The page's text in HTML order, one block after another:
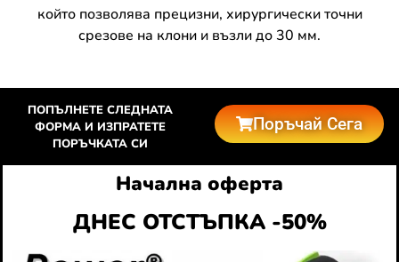
който позволява прецизни, хирургически точни
срезове на клони и възли до 30 мм.
ПОПЪЛНЕТЕ СЛЕДНАТА
ФОРМА И ИЗПРАТЕТЕ
ПОРЪЧКАТА СИ
Поръчай Сега
Начална оферта
ДНЕС ОТСТЪПКА -50%